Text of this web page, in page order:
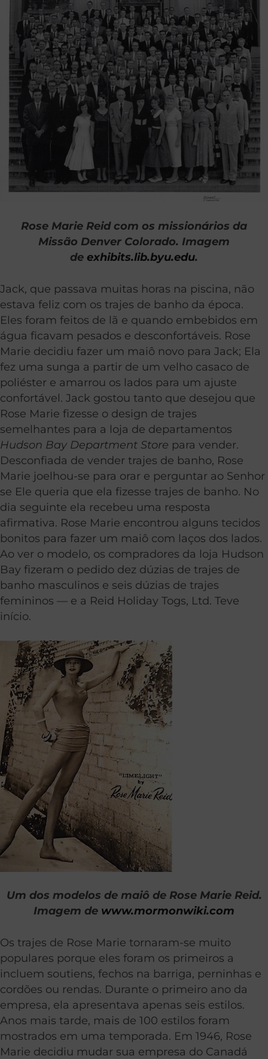
Rose Marie Reid com os missionários da
Missão Denver Colorado. Imagem
de exhibits.lib.byu.edu.
Jack, que passava muitas horas na piscina, não
estava feliz com os trajes de banho da época.
Eles foram feitos de lã e quando embebidos em
água ficavam pesados e desconfortáveis. Rose
Marie decidiu fazer um maiô novo para Jack; Ela
fez uma sunga a partir de um velho casaco de
poliéster e amarrou os lados para um ajuste
confortável. Jack gostou tanto que desejou que
Rose Marie fizesse o design de trajes
semelhantes para a loja de departamentos
Hudson Bay Department Store para vender.
Desconfiada de vender trajes de banho, Rose
Marie joelhou-se para orar e perguntar ao Senhor
se Ele queria que ela fizesse trajes de banho. No
dia seguinte ela recebeu uma resposta
afirmativa. Rose Marie encontrou alguns tecidos
bonitos para fazer um maiô com laços dos lados.
Ao ver o modelo, os compradores da loja Hudson
Bay fizeram o pedido dez dúzias de trajes de
banho masculinos e seis dúzias de trajes
femininos — e a Reid Holiday Togs, Ltd. Teve
início.
Um dos modelos de maiô de Rose Marie Reid.
Imagem de www.mormonwiki.com
Os trajes de Rose Marie tornaram-se muito
populares porque eles foram os primeiros a
incluem soutiens, fechos na barriga, perninhas e
cordões ou rendas. Durante o primeiro ano da
empresa, ela apresentava apenas seis estilos.
Anos mais tarde, mais de 100 estilos foram
mostrados em uma temporada. Em 1946, Rose
Marie decidiu mudar sua empresa do Canadá